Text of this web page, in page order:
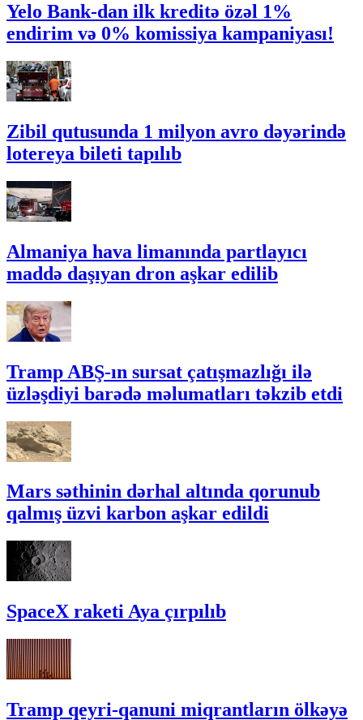
Yelo Bank-dan ilk kreditə özəl 1%
endirim və 0% komissiya kampaniyası!
Zibil qutusunda 1 milyon avro dəyərində
lotereya bileti tapılıb
Almaniya hava limanında partlayıcı
maddə daşıyan dron aşkar edilib
Tramp ABŞ-ın sursat çatışmazlığı ilə
üzləşdiyi barədə məlumatları təkzib etdi
Mars səthinin dərhal altında qorunub
qalmış üzvi karbon aşkar edildi
SpaceX raketi Aya çırpılıb
Tramp qeyri-qanuni miqrantların ölkəyə